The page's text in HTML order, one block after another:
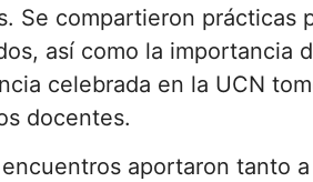
Se compartieron prácticas
así como la importancia
celebrada en la UCN
docentes.
aportaron tanto